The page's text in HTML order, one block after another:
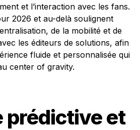
et l’interaction avec les fans.
2026 et au-delà soulignent
de la mobilité et de
les éditeurs de solutions, afin
fluide et personnalisée qui
center of gravity.
prédictive et